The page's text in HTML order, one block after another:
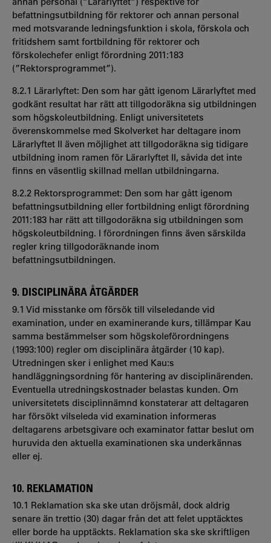
befattningsutbildning för rektorer och annan personal
med motsvarande ledningsfunktion i skola, förskola och
fritidshem samt fortbildning för rektorer och
förskolechefer enligt förordning 2011:183
(”Rektorsprogrammet”).
8.2.1 Lärarlyftet: Den som har gått igenom Lärarlyftet med
godkänt resultat har rätt att tillgodoräkna sig utbildningen
som högskoleutbildning. Enligt universitetets
överenskommelse med Skolverket har deltagare inom
Lärarlyftet II även möjlighet att tillgodoräkna sig tidigare
utbildning inom ramen för Lärarlyftet II, såvida det inte
finns en väsentlig skillnad mellan utbildningarna.
8.2.2 Rektorsprogrammet: Den som har gått igenom
befattningsutbildning eller fortbildning enligt förordning
2011:183 har rätt att tillgodoräkna sig utbildningen som
högskoleutbildning. I förordningen finns även särskilda
regler kring tillgodoräknande inom
befattningsutbildningen.
9. DISCIPLINÄRA ÅTGÄRDER
9.1 Vid misstanke om försök till vilseledande vid
examination, under en examinerande kurs, tillämpar Kau
samma bestämmelser som högskoleförordningens
(1993:100) regler om disciplinära åtgärder (10 kap).
Utredningen sker i enlighet med Kau:s
handläggningsordning för hantering av disciplinärenden.
Eventuella utredningskostnader belastas kunden. Om
universitetets disciplinnämnd konstaterar att deltagaren
har försökt vilseleda vid examination informeras
deltagarens arbetsgivare och examinator fattar beslut om
huruvida den aktuella examinationen ska underkännas
eller ej.
10. REKLAMATION
10.1 Reklamation ska ske utan dröjsmål, dock aldrig
senare än trettio (30) dagar från det att felet upptäcktes
eller borde ha upptäckts. Reklamation ska ske skriftligen